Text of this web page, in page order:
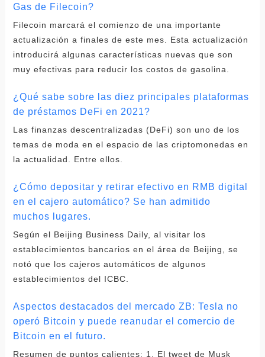
Gas de Filecoin?
Filecoin marcará el comienzo de una importante
actualización a finales de este mes. Esta actualización
introducirá algunas características nuevas que son
muy efectivas para reducir los costos de gasolina.
¿Qué sabe sobre las diez principales plataformas
de préstamos DeFi en 2021?
Las finanzas descentralizadas (DeFi) son uno de los
temas de moda en el espacio de las criptomonedas en
la actualidad. Entre ellos.
¿Cómo depositar y retirar efectivo en RMB digital
en el cajero automático? Se han admitido
muchos lugares.
Según el Beijing Business Daily, al visitar los
establecimientos bancarios en el área de Beijing, se
notó que los cajeros automáticos de algunos
establecimientos del ICBC.
Aspectos destacados del mercado ZB: Tesla no
operó Bitcoin y puede reanudar el comercio de
Bitcoin en el futuro.
Resumen de puntos calientes: 1. El tweet de Musk